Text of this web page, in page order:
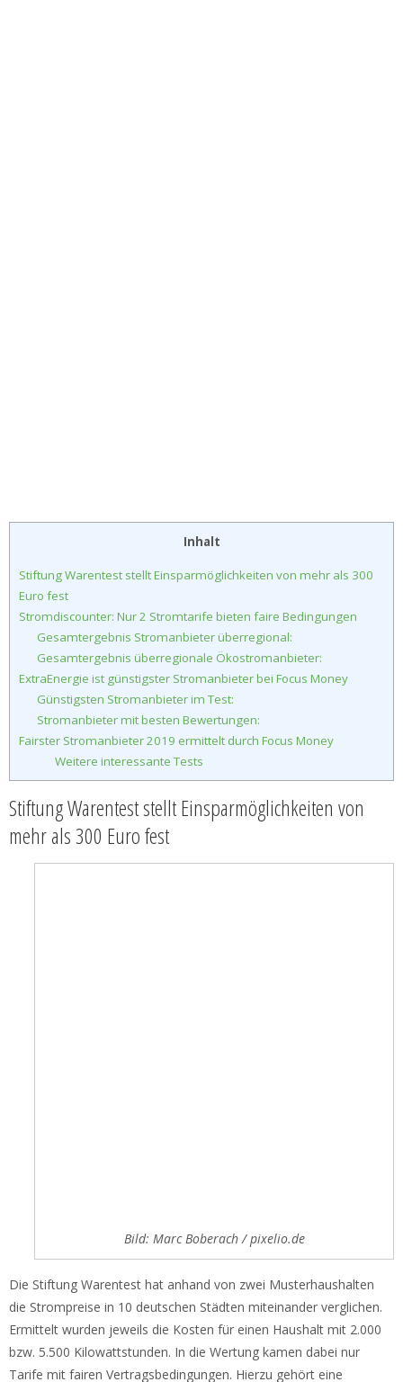
Inhalt
Stiftung Warentest stellt Einsparmöglichkeiten von mehr als 300
Euro fest
Stromdiscounter: Nur 2 Stromtarife bieten faire Bedingungen
Gesamtergebnis Stromanbieter überregional:
Gesamtergebnis überregionale Ökostromanbieter:
ExtraEnergie ist günstigster Stromanbieter bei Focus Money
Günstigsten Stromanbieter im Test:
Stromanbieter mit besten Bewertungen:
Fairster Stromanbieter 2019 ermittelt durch Focus Money
Weitere interessante Tests
Stiftung Warentest stellt Einsparmöglichkeiten von
mehr als 300 Euro fest
Bild: Marc Boberach / pixelio.de
Die Stiftung Warentest hat anhand von zwei Musterhaushalten
die Strompreise in 10 deutschen Städten miteinander verglichen.
Ermittelt wurden jeweils die Kosten für einen Haushalt mit 2.000
bzw. 5.500 Kilowattstunden. In die Wertung kamen dabei nur
Tarife mit fairen Vertragsbedingungen. Hierzu gehört eine